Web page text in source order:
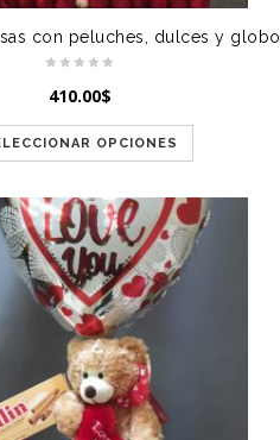
con peluches, dulces y globo
410.00$
OPCIONES